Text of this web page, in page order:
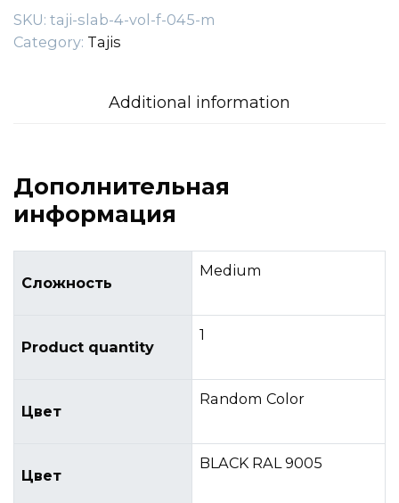
quantity
SKU: taji-slab-4-vol-f-045-m
Category: Tajis
Additional information
Дополнительная
информация
Сложность
Medium
Product quantity
1
Цвет
Random Color
Цвет
BLACK RAL 9005